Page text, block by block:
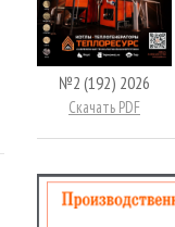
№2 (192) 2026
Скачать PDF